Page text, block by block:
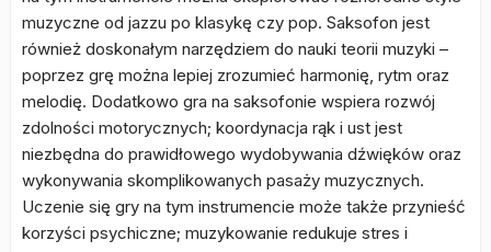
muzyczne od jazzu po klasykę czy pop. Saksofon jest
również doskonałym narzędziem do nauki teorii muzyki –
poprzez grę można lepiej zrozumieć harmonię, rytm oraz
melodię. Dodatkowo gra na saksofonie wspiera rozwój
zdolności motorycznych; koordynacja rąk i ust jest
niezbędna do prawidłowego wydobywania dźwięków oraz
wykonywania skomplikowanych pasaży muzycznych.
Uczenie się gry na tym instrumencie może także przynieść
korzyści psychiczne; muzykowanie redukuje stres i